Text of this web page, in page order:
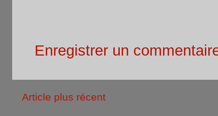
Enregistrer un
Article plus récent